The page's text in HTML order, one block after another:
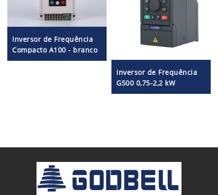
Inversor de Frequência
Compacto A100 - branco
Inversor de Frequência
G500 0,75-2,2 kW